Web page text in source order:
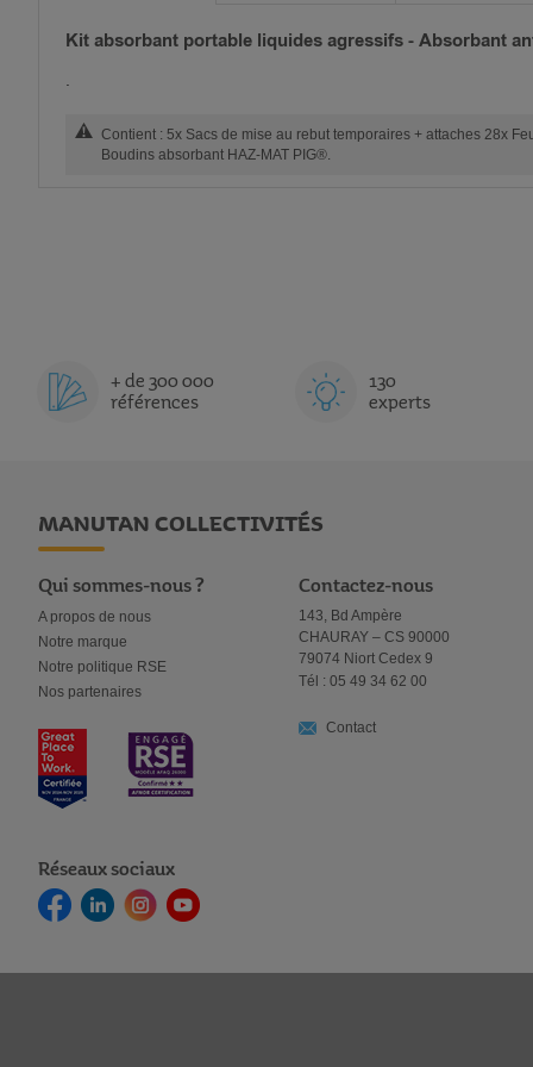
Kit absorbant portable liquides agressifs - Absorbant
Contient : 5x Sacs de mise au rebut temporaires + attaches 28x
Boudins absorbant HAZ-MAT PIG®.
+ de 300 000
références
130
experts
MANUTAN COLLECTIVITÉS
Qui sommes-nous ?
A propos de nous
Notre marque
Notre politique RSE
Nos partenaires
Réseaux sociaux
Contactez-nous
143, Bd Ampère
CHAURAY – CS 90000
79074 Niort Cedex 9
Tél : 05 49 34 62 00
Contact